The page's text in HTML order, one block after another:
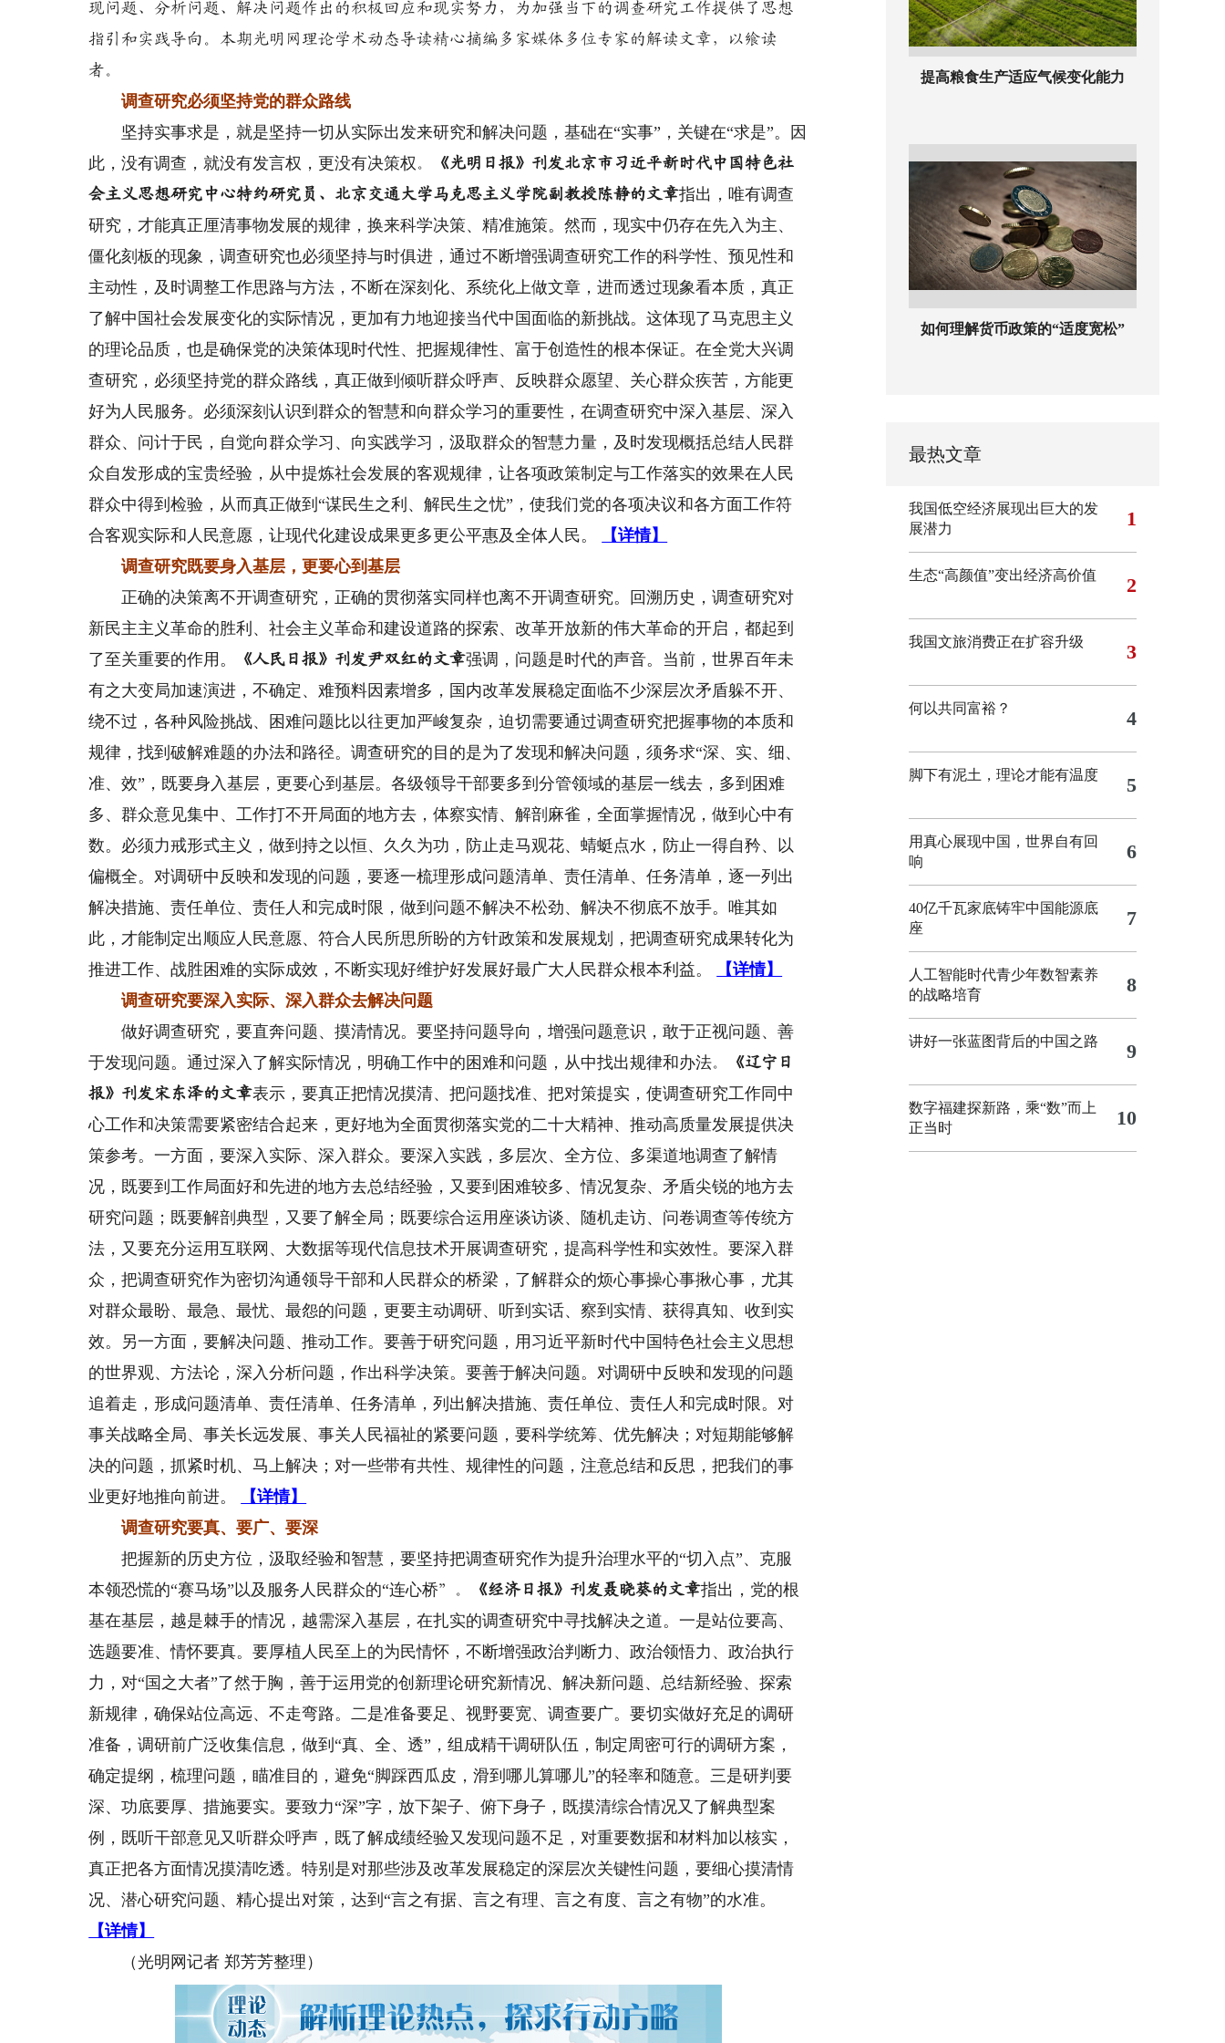
现问题、分析问题、解决问题作出的积极回应和现实努力，为加强当下的调查研究工作提供了思想
指引和实践导向。本期光明网理论学术动态导读精心摘编多家媒体多位专家的解读文章，以飨读
者。
调查研究必须坚持党的群众路线
坚持实事求是，就是坚持一切从实际出发来研究和解决问题，基础在“实事”，关键在“求是”。因
此，没有调查，就没有发言权，更没有决策权 。
《光明日报》刊发北京市习近平新时代中国特色社
会主义思想研究中心特约研究员、北京交通大学马克思主义学院副教授陈静的文章指出，唯有调查
研究，才能真正厘清事物发展的规律，换来科学决策、精准施策。然而，现实中仍存在先入为主、
僵化刻板的现象，调查研究也必须坚持与时俱进，通过不断增强调查研究工作的科学性、预见性和
主动性，及时调整工作思路与方法，不断在深刻化、系统化上做文章，进而透过现象看本质，真正
了解中国社会发展变化的实际情况，更加有力地迎接当代中国面临的新挑战。这体现了马克思主义
的理论品质，也是确保党的决策体现时代性、把握规律性、富于创造性的根本保证。在全党大兴调
查研究，必须坚持党的群众路线，真正做到倾听群众呼声、反映群众愿望、关心群众疾苦，方能更
好为人民服务。必须深刻认识到群众的智慧和向群众学习的重要性，在调查研究中深入基层、深入
群众、问计于民，自觉向群众学习、向实践学习，汲取群众的智慧力量，及时发现概括总结人民群
众自发形成的宝贵经验，从中提炼社会发展的客观规律，让各项政策制定与工作落实的效果在人民
群众中得到检验，从而真正做到“谋民生之利、解民生之忧”，使我们党的各项决议和各方面工作符
合客观实际和人民意愿，让现代化建设成果更多更公平惠及全体人民。
【详情】
调查研究既要身入基层，更要心到基层
正确的决策离不开调查研究，正确的贯彻落实同样也离不开调查研究。回溯历史，调查研究对
新民主主义革命的胜利、社会主义革命和建设道路的探索、改革开放新的伟大革命的开启，都起到
了至关重要的作用。
《人民日报》刊发尹双红的文章强调，问题是时代的声音。当前，世界百年未
有之大变局加速演进，不确定、难预料因素增多，国内改革发展稳定面临不少深层次矛盾躲不开、
绕不过，各种风险挑战、困难问题比以往更加严峻复杂，迫切需要通过调查研究把握事物的本质和
规律，找到破解难题的办法和路径。调查研究的目的是为了发现和解决问题，须务求“深、实、细、
准、效”，既要身入基层，更要心到基层。各级领导干部要多到分管领域的基层一线去，多到困难
多、群众意见集中、工作打不开局面的地方去，体察实情、解剖麻雀，全面掌握情况，做到心中有
数。必须力戒形式主义，做到持之以恒、久久为功，防止走马观花、蜻蜓点水，防止一得自矜、以
偏概全。对调研中反映和发现的问题，要逐一梳理形成问题清单、责任清单、任务清单，逐一列出
解决措施、责任单位、责任人和完成时限，做到问题不解决不松劲、解决不彻底不放手。唯其如
此，才能制定出顺应人民意愿、符合人民所思所盼的方针政策和发展规划，把调查研究成果转化为
推进工作、战胜困难的实际成效，不断实现好维护好发展好最广大人民群众根本利益。
【详情】
调查研究要深入实际、深入群众去解决问题
做好调查研究，要直奔问题、摸清情况。要坚持问题导向，增强问题意识，敢于正视问题、善
于发现问题。通过深入了解实际情况，明确工作中的困难和问题，从中找出规律和办法。
《辽宁日
报》刊发宋东泽的文章表示，要真正把情况摸清、把问题找准、把对策提实，使调查研究工作同中
心工作和决策需要紧密结合起来，更好地为全面贯彻落实党的二十大精神、推动高质量发展提供决
策参考。一方面，要深入实际、深入群众。要深入实践，多层次、全方位、多渠道地调查了解情
况，既要到工作局面好和先进的地方去总结经验，又要到困难较多、情况复杂、矛盾尖锐的地方去
研究问题；既要解剖典型，又要了解全局；既要综合运用座谈访谈、随机走访、问卷调查等传统方
法，又要充分运用互联网、大数据等现代信息技术开展调查研究，提高科学性和实效性。要深入群
众，把调查研究作为密切沟通领导干部和人民群众的桥梁，了解群众的烦心事操心事揪心事，尤其
对群众最盼、最急、最忧、最怨的问题，更要主动调研、听到实话、察到实情、获得真知、收到实
效。另一方面，要解决问题、推动工作。要善于研究问题，用习近平新时代中国特色社会主义思想
的世界观、方法论，深入分析问题，作出科学决策。要善于解决问题。对调研中反映和发现的问题
追着走，形成问题清单、责任清单、任务清单，列出解决措施、责任单位、责任人和完成时限。对
事关战略全局、事关长远发展、事关人民福祉的紧要问题，要科学统筹、优先解决；对短期能够解
决的问题，抓紧时机、马上解决；对一些带有共性、规律性的问题，注意总结和反思，把我们的事
业更好地推向前进。
【详情】
调查研究要真、要广、要深
把握新的历史方位，汲取经验和智慧，要坚持把调查研究作为提升治理水平的“切入点”、克服
本领恐慌的“赛马场”以及服务人民群众的“连心桥”。 《经济日报》刊发聂晓葵的文章指出，党的根
基在基层，越是棘手的情况，越需深入基层，在扎实的调查研究中寻找解决之道。一是站位要高、
选题要准、情怀要真。要厚植人民至上的为民情怀，不断增强政治判断力、政治领悟力、政治执行
力，对“国之大者”了然于胸，善于运用党的创新理论研究新情况、解决新问题、总结新经验、探索
新规律，确保站位高远、不走弯路。二是准备要足、视野要宽、调查要广。要切实做好充足的调研
准备，调研前广泛收集信息，做到“真、全、透”，组成精干调研队伍，制定周密可行的调研方案，
确定提纲，梳理问题，瞄准目的，避免“脚踩西瓜皮，滑到哪儿算哪儿”的轻率和随意。三是研判要
深、功底要厚、措施要实。要致力“深”字，放下架子、俯下身子，既摸清综合情况又了解典型案
例，既听干部意见又听群众呼声，既了解成绩经验又发现问题不足，对重要数据和材料加以核实，
真正把各方面情况摸清吃透。特别是对那些涉及改革发展稳定的深层次关键性问题，要细心摸清情
况、潜心研究问题、精心提出对策，达到“言之有据、言之有理、言之有度、言之有物”的水准。
【详情】
（光明网记者 郑芳芳整理）
提高粮食生产适应气候变化能力
如何理解货币政策的“适度宽松”
最热文章
我国低空经济展现出巨大的发
展潜力
1
生态“高颜值”变出经济高价值 2
我国文旅消费正在扩容升级 3
何以共同富裕？ 4
脚下有泥土，理论才能有温度 5
用真心展现中国，世界自有回
响
6
40亿千瓦家底铸牢中国能源底
座
7
人工智能时代青少年数智素养
的战略培育
8
讲好一张蓝图背后的中国之路 9
数字福建探新路，乘“数”而上
正当时
10